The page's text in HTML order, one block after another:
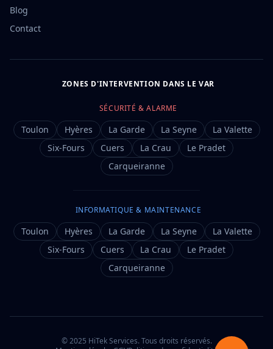
Blog
Contact
ZONES D'INTERVENTION DANS LE VAR
SÉCURITÉ & ALARME
Toulon Hyères La Garde La Seyne
La Valette
Six-Fours
Cuers La Crau
Le Pradet
Carqueiranne
INFORMATIQUE & MAINTENANCE
Toulon Hyères La Garde La Seyne
La Valette
Six-Fours
Cuers La Crau
Le Pradet
Carqueiranne
© 2025 HiTek Services. Tous droits réservés.